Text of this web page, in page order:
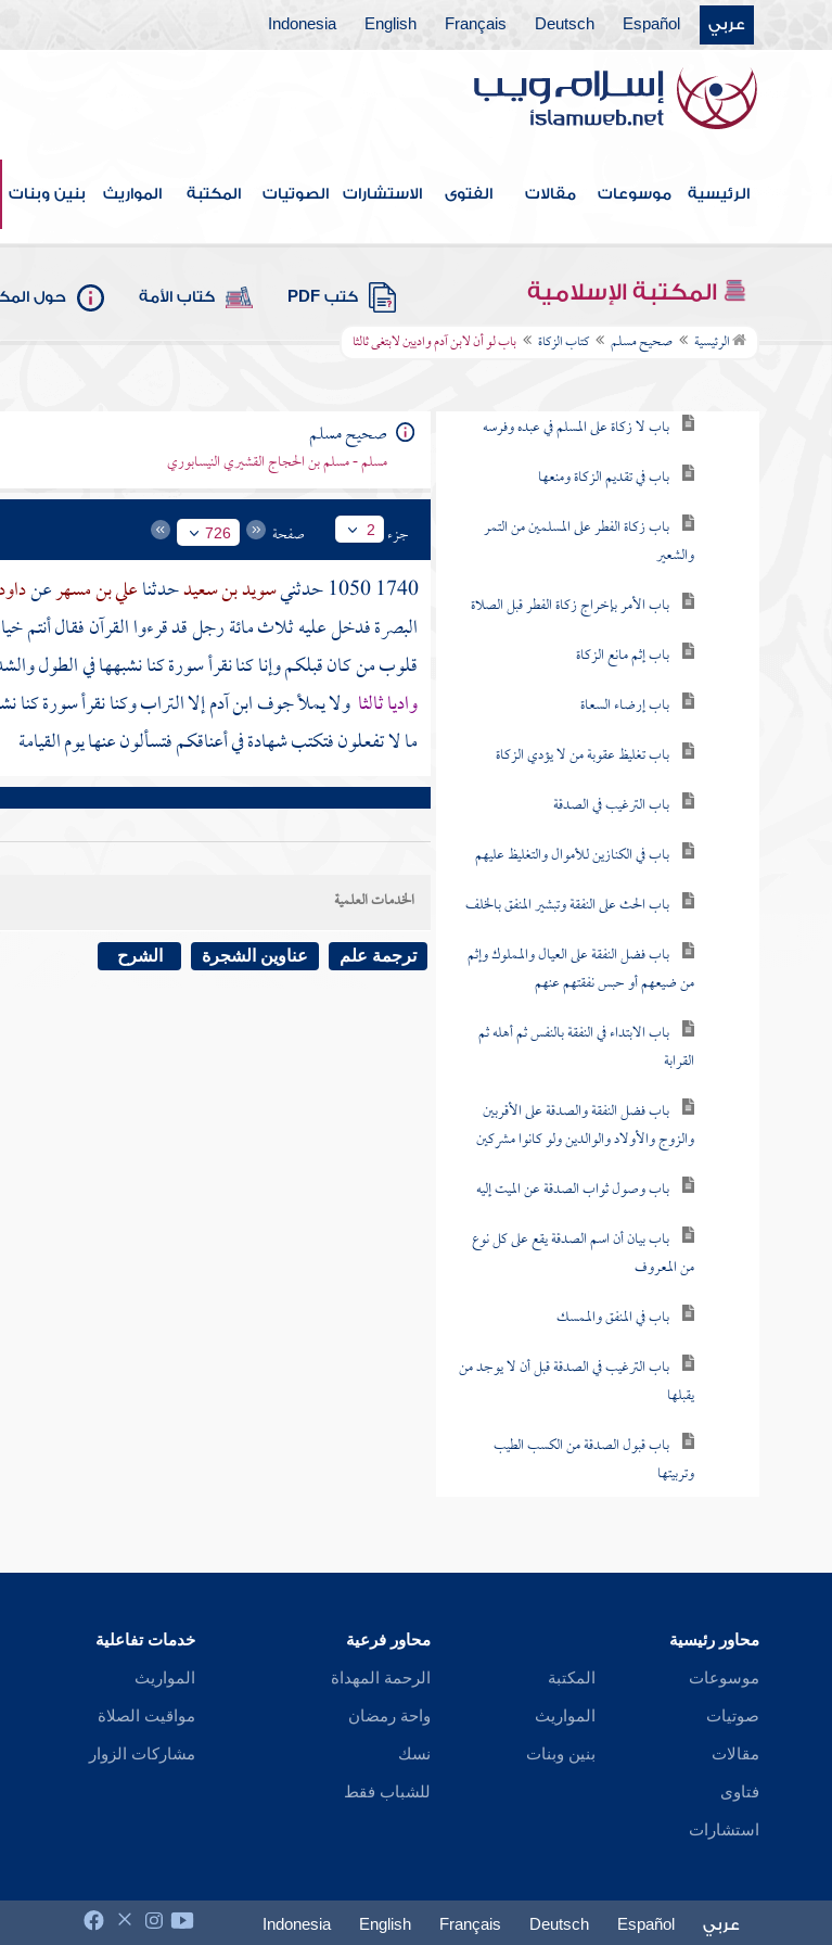
عربي Español
Deutsch
Français
English
Indonesia
الرئيسية موسوعات مقالات الفتوى الاستشارات الصوتيات المكتبة المواريث بنين وبنات
المكتبة الإسلامية كتب PDF كتاب الأمة حول
الرئيسية صحيح مسلم كتاب الزكاة باب لو أن لابن آدم واديين لابتغى ثالثا
كتاب صلاة المسافرين وقصرها
كتاب الجمعة
كتاب صلاة العيدين
كتاب صلاة الاستسقاء
كتاب الكسوف
كتاب الجنائز
كتاب الزكاة
باب لا زكاة على المسلم في عبده وفرسه
باب في تقديم الزكاة ومنعها
باب زكاة الفطر على المسلمين من التمر
والشعير
باب الأمر بإخراج زكاة الفطر قبل الصلاة
باب إثم مانع الزكاة
باب إرضاء السعاة
باب تغليظ عقوبة من لا يؤدي الزكاة
باب الترغيب في الصدقة
باب في الكنازين للأموال والتغليظ عليهم
باب الحث على النفقة وتبشير المنفق بالخلف
باب فضل النفقة على العيال والمملوك وإثم
من ضيعهم أو حبس نفقتهم عنهم
باب الابتداء في النفقة بالنفس ثم أهله ثم
القرابة
باب فضل النفقة والصدقة على الأقربين
والزوج والأولاد والوالدين ولو كانوا مشركين
باب وصول ثواب الصدقة عن الميت إليه
باب بيان أن اسم الصدقة يقع على كل نوع
من المعروف
باب في المنفق والممسك
باب الترغيب في الصدقة قبل أن لا يوجد من
يقبلها
باب قبول الصدقة من الكسب الطيب
وتربيتها
الشديد عن تنقيص المتصدق بقليل
باب فضل المنيحة
باب مثل المنفق والبخيل
العرفي
صحيح مسلم
مسلم - مسلم بن الحجاج القشيري النيسابوري
جزء 2 صفحة 726
1740 1050 حدثني سويد بن سعيدحدثناعلي بن مسهرعن
البصرةفدخل عليه ثلاث مائة رجل قد قرءوا القرآن فقال أنتم
قلوب من كان قبلكم وإنا كنا نقرأ سورة كنا نشبهها في الطول
واديا ثالثا ولا يملأ جوف ابنآدمإلا التراب وكنا نقرأ سورة كنا
ما لا تفعلون فتكتب شهادة في أعناقكم فتسألون عنها يوم القيامة
الخدمات العلمية
ترجمة علم عناوين الشجرة الشرح
محاور رئيسية
موسوعات
صوتيات
مقالات
فتاوى
استشارات
المكتبة
المواريث
بنين وبنات
محاور فرعية
الرحمة المهداة
واحة رمضان
نسك
للشباب فقط
خدمات تفاعلية
المواريث
مواقيت الصلاة
مشاركات الزوار
عربي Español
Deutsch
Français
English
Indonesia